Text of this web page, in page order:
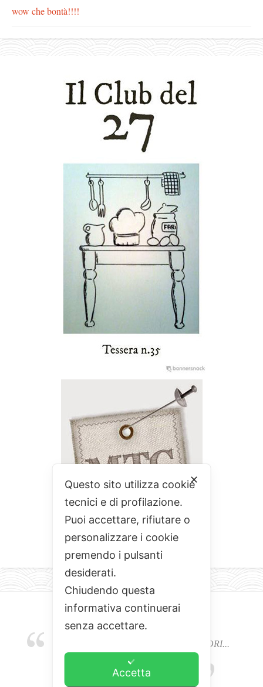
wow che bontà!!!!
EMOZIONI, COLORI, ODORI E SAPORI...
L'ALCHIMIA DEL BUON CIBO
✕
Questo sito utilizza cookie
tecnici e di profilazione.
Puoi accettare, rifiutare o
personalizzare i cookie
premendo i pulsanti
desiderati.
Chiudendo questa
informativa continuerai
senza accettare.
Accetta